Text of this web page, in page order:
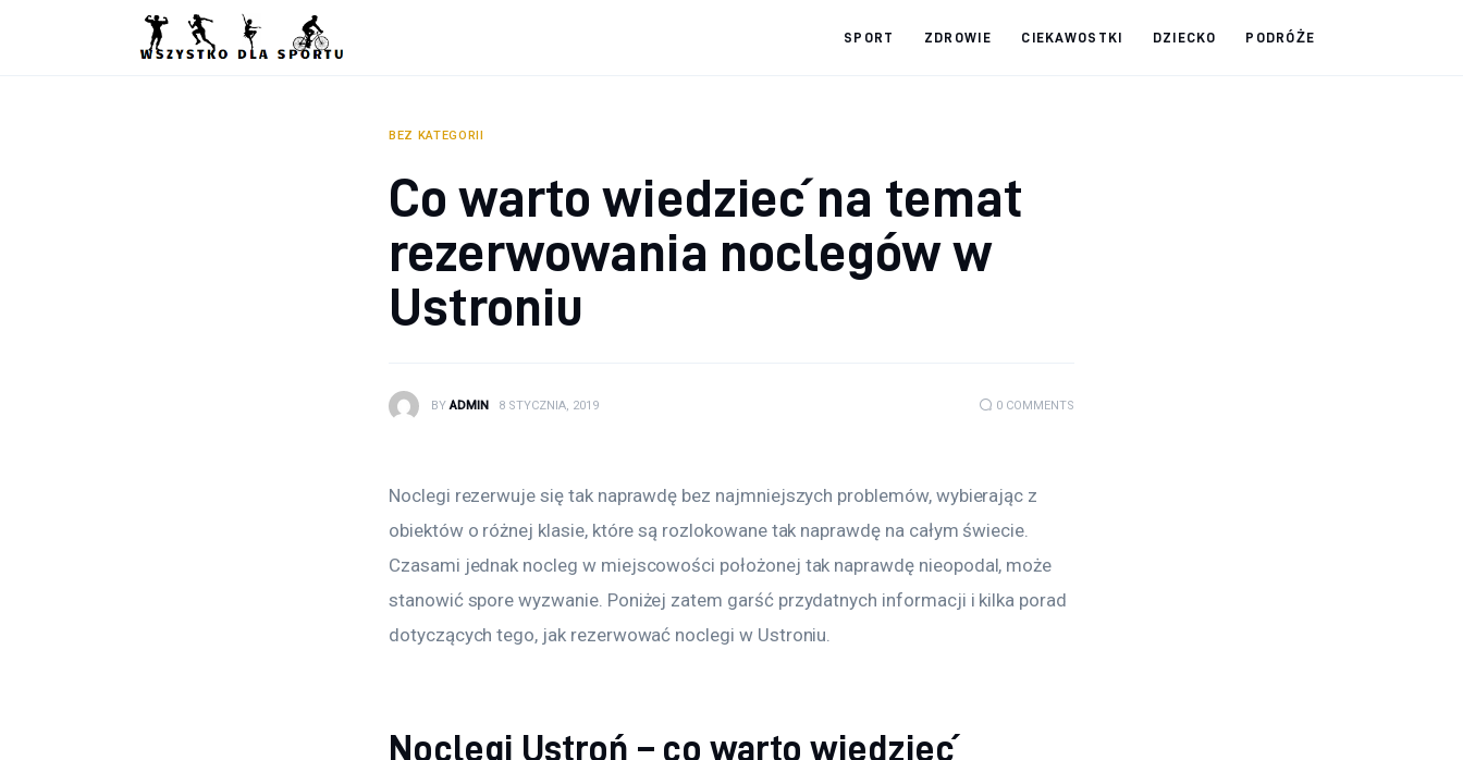
SPORT ZDROWIE CIEKAWOSTKI DZIECKO PODRÓŻE
BEZ KATEGORII
Co warto wiedzieć na temat
rezerwowania noclegów w
Ustroniu
BY ADMIN 8 STYCZNIA, 2019 0 COMMENTS
Noclegi rezerwuje się tak naprawdę bez najmniejszych problemów, wybierając z
obiektów o różnej klasie, które są rozlokowane tak naprawdę na całym świecie.
Czasami jednak nocleg w miejscowości położonej tak naprawdę nieopodal, może
stanowić spore wyzwanie. Poniżej zatem garść przydatnych informacji i kilka porad
dotyczących tego, jak rezerwować noclegi w Ustroniu.
Noclegi Ustroń – co warto wiedzieć